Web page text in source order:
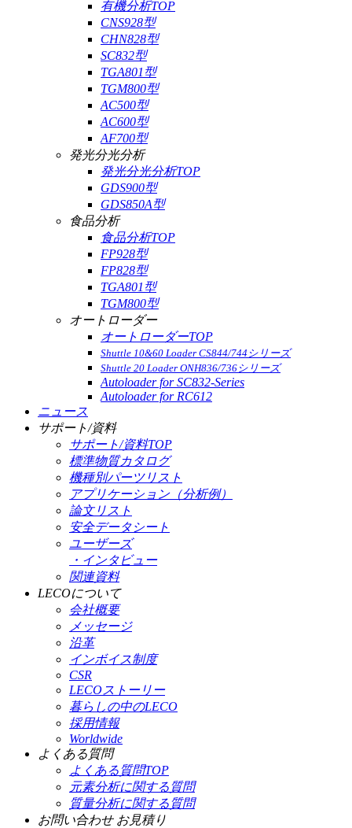
有機分析TOP
CNS928型
CHN828型
SC832型
TGA801型
TGM800型
AC500型
AC600型
AF700型
発光分光分析
発光分光分析TOP
GDS900型
GDS850A型
食品分析
食品分析TOP
FP928型
FP828型
TGA801型
TGM800型
オートローダー
オートローダーTOP
Shuttle 10&60 Loader CS844/744シリーズ
Shuttle 20 Loader ONH836/736シリーズ
Autoloader for SC832-Series
Autoloader for RC612
ニュース
サポート/資料
サポート/資料TOP
標準物質カタログ
機種別パーツリスト
アプリケーション（分析例）
論文リスト
安全データシート
ユーザーズ
・インタビュー
関連資料
LECOについて
会社概要
メッセージ
沿革
インボイス制度
CSR
LECOストーリー
暮らしの中のLECO
採用情報
Worldwide
よくある質問
よくある質問TOP
元素分析に関する質問
質量分析に関する質問
お問い合わせ お見積り